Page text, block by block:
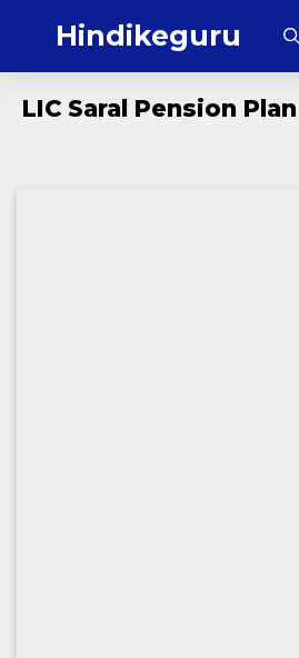
Hindikeguru
LIC Saral Pension Plan